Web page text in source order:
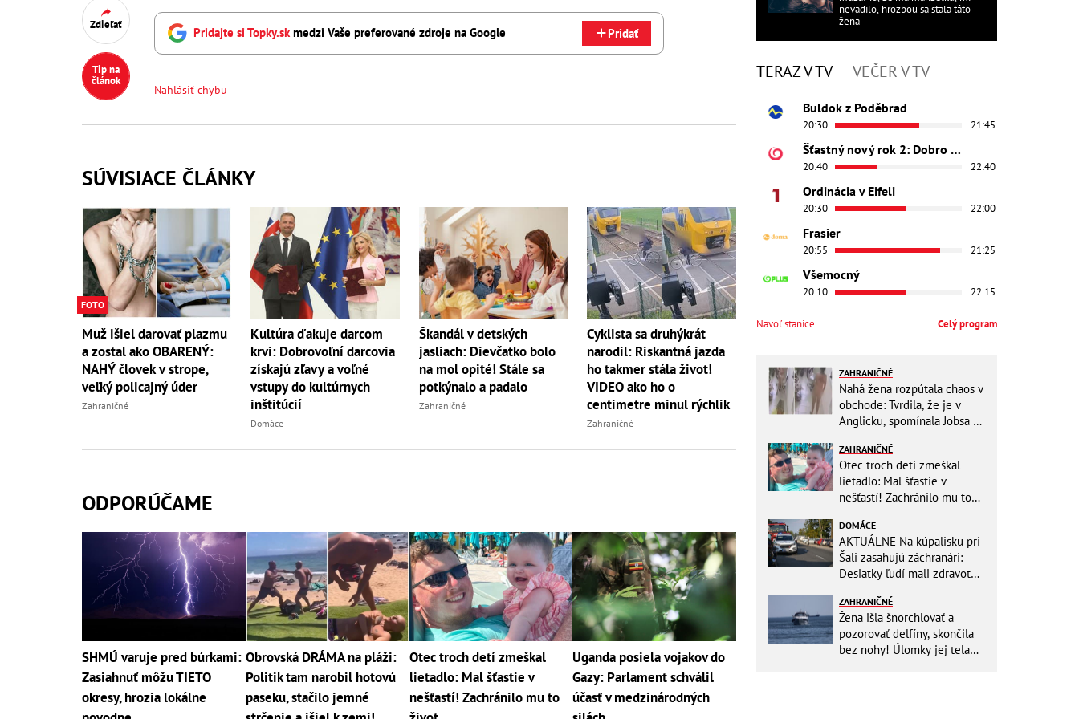
Zdieľať
Tip na
článok
Pridajte si Topky.skmedzi Vaše preferované zdroje na Google Pridať
Nahlásiť chybu
SÚVISIACE ČLÁNKY
FOTO
Muž išiel darovať plazmu
a zostal ako OBARENÝ:
NAHÝ človek v strope,
veľký policajný úder
Zahraničné
Kultúra ďakuje darcom
krvi: Dobrovoľní darcovia
získajú zľavy a voľné
vstupy do kultúrnych
inštitúcií
Domáce
Škandál v detských
jasliach: Dievčatko bolo
na mol opité! Stále sa
potkýnalo a padalo
Zahraničné
Cyklista sa druhýkrát
narodil: Riskantná jazda
ho takmer stála život!
VIDEO ako ho o
centimetre minul rýchlik
Zahraničné
ODPORÚČAME
SHMÚ varuje pred búrkami:
Zasiahnuť môžu TIETO
okresy, hrozia lokálne
Obrovská DRÁMA na pláži:
Politik tam narobil hotovú
paseku, stačilo jemné
Otec troch detí zmeškal
lietadlo: Mal šťastie v
nešťastí! Zachránilo mu to
Uganda posiela vojakov do
Gazy: Parlament schválil
účasť v medzinárodných
nevadilo, hrozbou sa stala táto
žena
TERAZ V TV VEČER V TV
Buldok z Poděbrad
20:30 21:45
Šťastný nový rok 2: Dobro došli
20:40 22:40
Ordinácia v Eifeli
20:30 22:00
Frasier
20:55 21:25
Všemocný
20:10 22:15
Navoľ stanice Celý program
ZAHRANIČNÉ
Nahá žena rozpútala chaos v
obchode: Tvrdila, že je v
Anglicku, spomínala Jobsa aj
ZAHRANIČNÉ
Otec troch detí zmeškal
lietadlo: Mal šťastie v
nešťastí! Zachránilo mu to
DOMÁCE
AKTUÁLNE Na kúpalisku pri
Šali zasahujú záchranári:
Desiatky ľudí mali zdravotné
ZAHRANIČNÉ
Žena išla šnorchlovať a
pozorovať delfíny, skončila
bez nohy! Úlomky jej tela